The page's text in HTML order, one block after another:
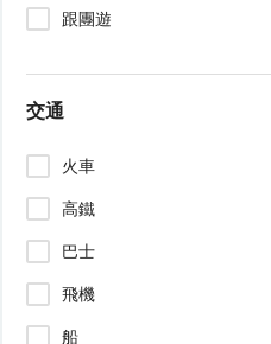
跟團遊
交通
火車
高鐵
巴士
飛機
船